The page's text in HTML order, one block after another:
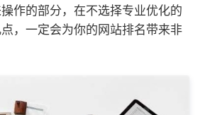
作的部分，在不选择专业优化的
，一定会为你的网站排名带来非